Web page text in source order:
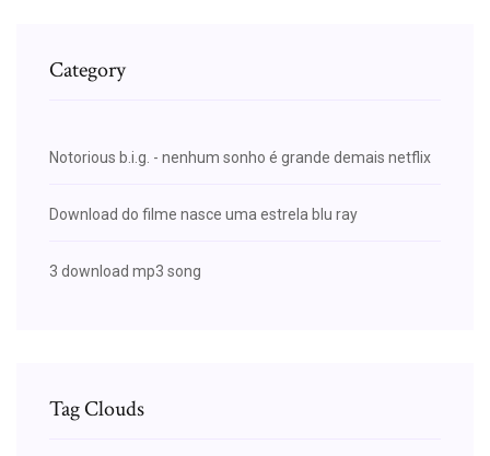
Category
Notorious b.i.g. - nenhum sonho é grande demais netflix
Download do filme nasce uma estrela blu ray
3 download mp3 song
Tag Clouds